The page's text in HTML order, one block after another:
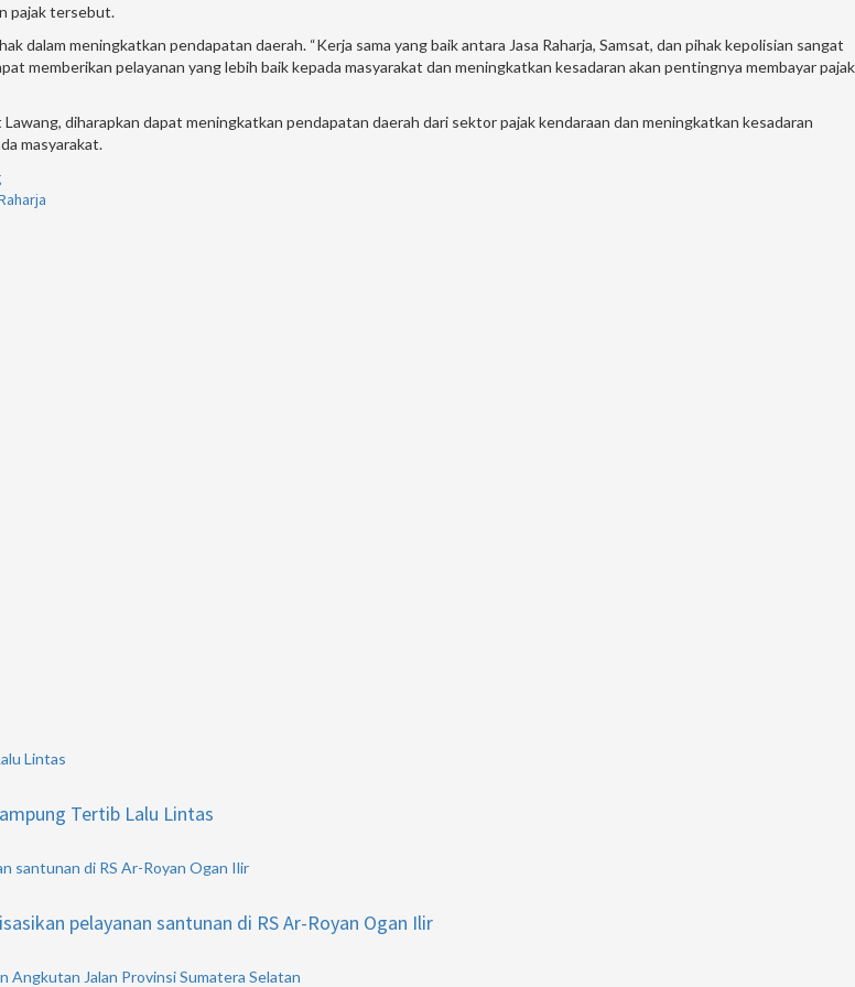
pajak tersebut.
dalam meningkatkan pendapatan daerah. “Kerja sama yang baik antara Jasa Raharja, Samsat, dan pihak kepolisian sangat
pelayanan yang lebih baik kepada masyarakat dan meningkatkan kesadaran akan pentingnya membayar pajak
diharapkan dapat meningkatkan pendapatan daerah dari sektor pajak kendaraan dan meningkatkan kesadaran
masyarakat.
Lintas
Tertib Lalu Lintas
santunan di RS Ar-Royan Ogan Ilir
pelayanan santunan di RS Ar-Royan Ogan Ilir
Angkutan Jalan Provinsi Sumatera Selatan